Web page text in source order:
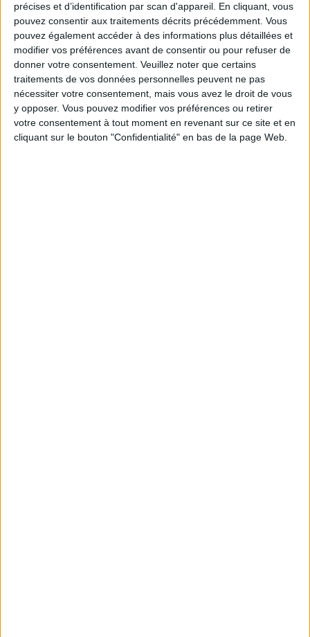
précises et d’identification par scan d'appareil. En cliquant, vous
pouvez consentir aux traitements décrits précédemment. Vous
pouvez également accéder à des informations plus détaillées et
modifier vos préférences avant de consentir ou pour refuser de
donner votre consentement. Veuillez noter que certains
traitements de vos données personnelles peuvent ne pas
nécessiter votre consentement, mais vous avez le droit de vous
y opposer. Vous pouvez modifier vos préférences ou retirer
votre consentement à tout moment en revenant sur ce site et en
cliquant sur le bouton "Confidentialité" en bas de la page Web.
Les équipes du Service-client et de la
Communauté Savoir Maigrir vous aident
chaque semaine à vous rapprocher
sereinement de votre objectif minceur.
Votre bilan minceur(env. 2
min)